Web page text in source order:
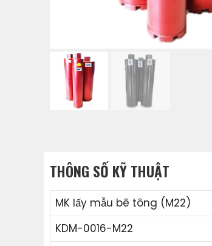
THÔNG SỐ KỸ THUẬT
MK lấy mẫu bê tông (M22)
KDM-0016-M22